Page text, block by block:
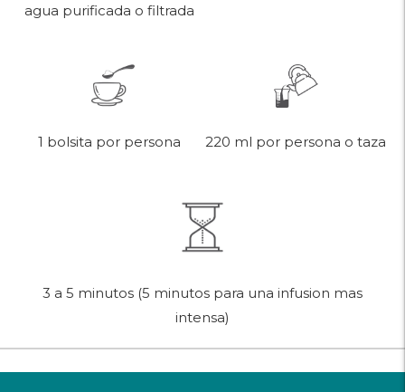
agua purificada o filtrada
1 bolsita por persona 220 ml por persona o taza
3 a 5 minutos (5 minutos para una infusion mas
intensa)